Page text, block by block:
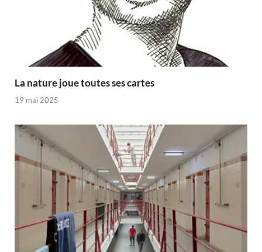
La nature joue toutes ses cartes
19 mai 2025